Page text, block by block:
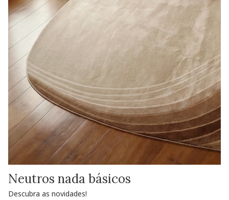
Neutros nada básicos
Descubra as novidades!